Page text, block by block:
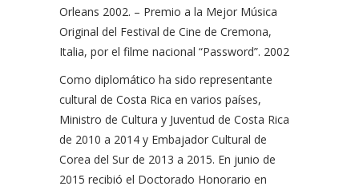
Orleans 2002. – Premio a la Mejor Música
Original del Festival de Cine de Cremona,
Italia, por el filme nacional “Password”. 2002
Como diplomático ha sido representante
cultural de Costa Rica en varios países,
Ministro de Cultura y Juventud de Costa Rica
de 2010 a 2014 y Embajador Cultural de
Corea del Sur de 2013 a 2015. En junio de
2015 recibió el Doctorado Honorario en